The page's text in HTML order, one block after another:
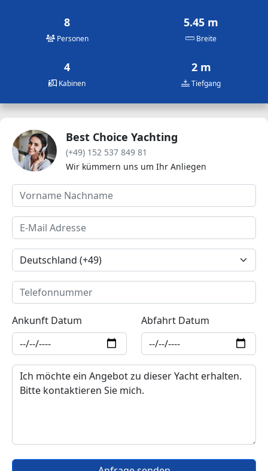
8
Personen
5.45 m
Breite
4
Kabinen
2 m
Tiefgang
Best Choice Yachting
(+49) 152 537 849 81
Wir kümmern uns um Ihr Anliegen
Ankunft Datum Abfahrt Datum